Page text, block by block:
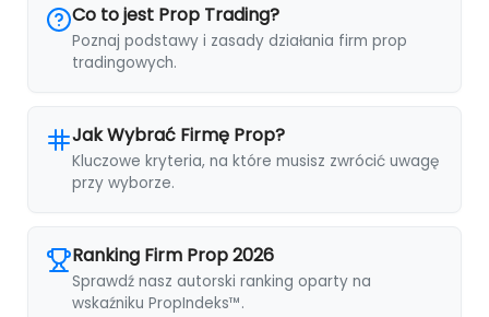
Co to jest Prop Trading?
Poznaj podstawy i zasady działania firm prop
tradingowych.
Jak Wybrać Firmę Prop?
Kluczowe kryteria, na które musisz zwrócić uwagę
przy wyborze.
Ranking Firm Prop 2026
Sprawdź nasz autorski ranking oparty na
wskaźniku PropIndeks™.